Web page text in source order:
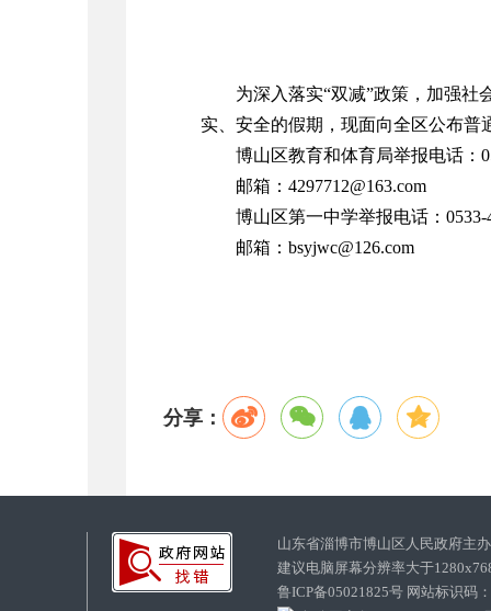
为深入落实“双减”政策，加强
实、安全的假期，现面向全区公布
博山区教育和体育局举报电话：
邮箱：4297712@163.com
博山区第一中学举报电话：0533-
邮箱：bsyjwc@126.com
分享：
山东省淄博市博山区人民政府
建议电脑屏幕分辨率大于
鲁ICP备05021825号 网站标识码